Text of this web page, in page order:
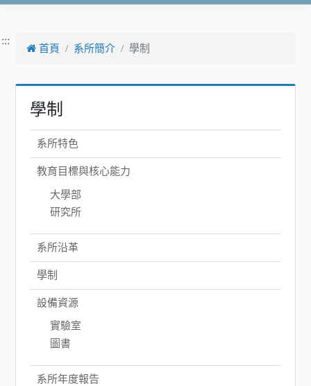
:::
首頁 系所簡介 學制
學制
系所特色
教育目標與核心能力
大學部
研究所
系所沿革
學制
設備資源
實驗室
圖書
系所年度報告